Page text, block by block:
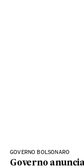
GOVERNO BOLSONARO
Governo